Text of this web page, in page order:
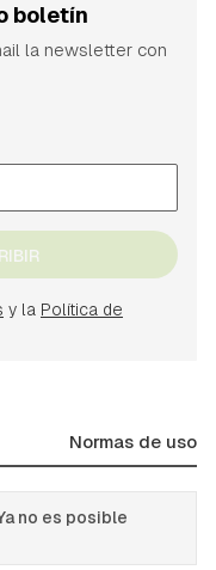
boletín
la newsletter con
y la Política de
Normas de uso
no es posible